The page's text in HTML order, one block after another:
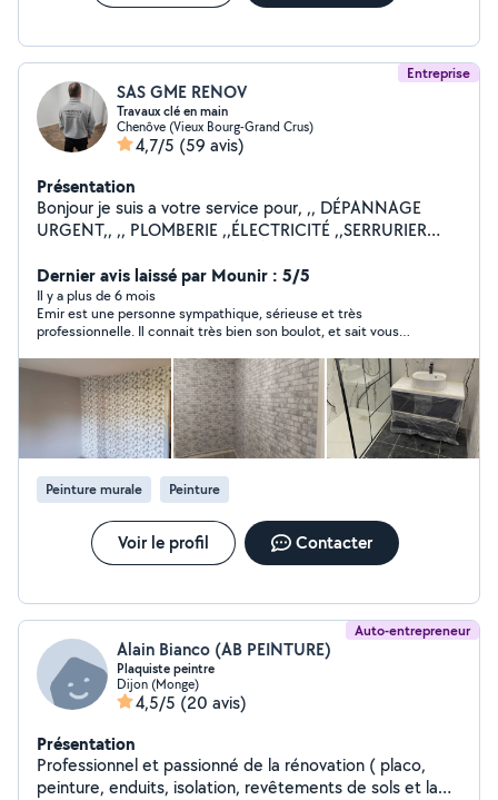
Entreprise
SAS GME RENOV
Travaux clé en main
Chenôve (Vieux Bourg-Grand Crus)
4,7/5 (59 avis)
Présentation
Bonjour je suis a votre service pour, ,, DÉPANNAGE
URGENT,, ,, PLOMBERIE ,,ÉLECTRICITÉ ,,SERRURIER
,,POSE DE PARQUET ,,MONTAGE DES MEUBLES EN KIT
,,POSE DE CUISINE ,,CARRELAGE ,,MAÇONNERIE
,,POSE VELUX ,,POSE PORTE ET FENÊTRE INTÉRIEUR
EXTÉRIEUR ,,DÉPANNAGE EN TOUT PROBLÈME
,,DÉMOLITION / Enlèvement gravats ,,TOUT CORPS DE
MÉTIER Tout les jours 7j/7 jours férié également
Horaires : 08:00 - 22:00 Au plaisir je vous rendrai
service
Dernier avis laissé par Mounir : 5/5
Il y a plus de 6 mois
Emir est une personne sympathique, sérieuse et très
professionnelle. Il connait très bien son boulot, et sait vous
recommander pour vos prochains travaux ou bricolages.
Peinture murale Peinture
Voir le profil Contacter
Auto-entrepreneur
Alain Bianco (AB PEINTURE)
Plaquiste peintre
Dijon (Monge)
4,5/5 (20 avis)
Présentation
Professionnel et passionné de la rénovation ( placo,
peinture, enduits, isolation, revêtements de sols et la